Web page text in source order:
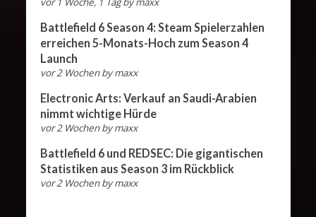
Battlefield 6 Season 4: Steam Spielerzahlen
erreichen 5-Monats-Hoch zum Season 4
Launch
vor 2 Wochen bymaxx
Electronic Arts: Verkauf an Saudi-Arabien
nimmt wichtige Hürde
vor 2 Wochen bymaxx
Battlefield 6 und REDSEC: Die gigantischen
Statistiken aus Season 3 im Rückblick
vor 2 Wochen bymaxx